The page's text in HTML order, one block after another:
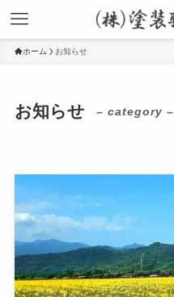
ホーム お知らせ
お知らせ – category –